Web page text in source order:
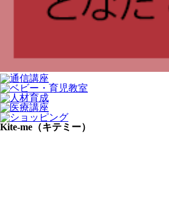
Kite-me（キテミー）